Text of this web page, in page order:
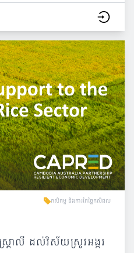
កសិកម្ម និងការកែច្នៃកសិផល
ស្ត្រាលី ដល់វិស័យស្រូវអង្ករ